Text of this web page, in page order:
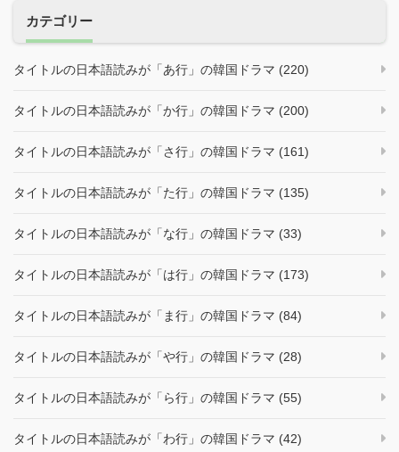
カテゴリー
タイトルの日本語読みが「あ行」の韓国ドラマ (220)
タイトルの日本語読みが「か行」の韓国ドラマ (200)
タイトルの日本語読みが「さ行」の韓国ドラマ (161)
タイトルの日本語読みが「た行」の韓国ドラマ (135)
タイトルの日本語読みが「な行」の韓国ドラマ (33)
タイトルの日本語読みが「は行」の韓国ドラマ (173)
タイトルの日本語読みが「ま行」の韓国ドラマ (84)
タイトルの日本語読みが「や行」の韓国ドラマ (28)
タイトルの日本語読みが「ら行」の韓国ドラマ (55)
タイトルの日本語読みが「わ行」の韓国ドラマ (42)